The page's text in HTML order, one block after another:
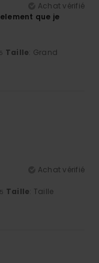
Achat vérifié
que je
Taille: Grand
Achat vérifié
Taille: Taille